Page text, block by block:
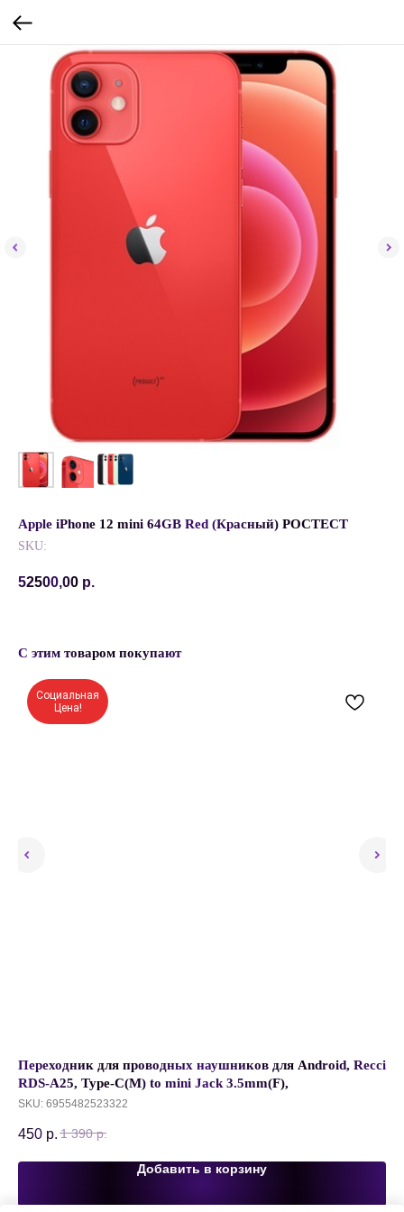
Apple iPhone 12 mini 64GB Red (Красный) РОСТЕСТ
SKU:
52500,00 р.
С этим товаром покупают
Социальная
Цена!
Переходник для проводных наушников для Android, Recci
RDS-A25, Type-C(M) to mini Jack 3.5mm(F),
Черный+Серый
SKU: 6955482523322
450 р. 1 390 р.
Добавить в корзину